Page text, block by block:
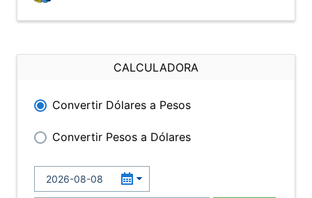
CALCULADORA
Convertir Dólares a Pesos
Convertir Pesos a Dólares